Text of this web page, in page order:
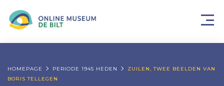
HOMEPAGE PERIODE 1945 HEDEN
ZUILEN, TWEE BEELDEN VAN
BORIS TELLEGEN